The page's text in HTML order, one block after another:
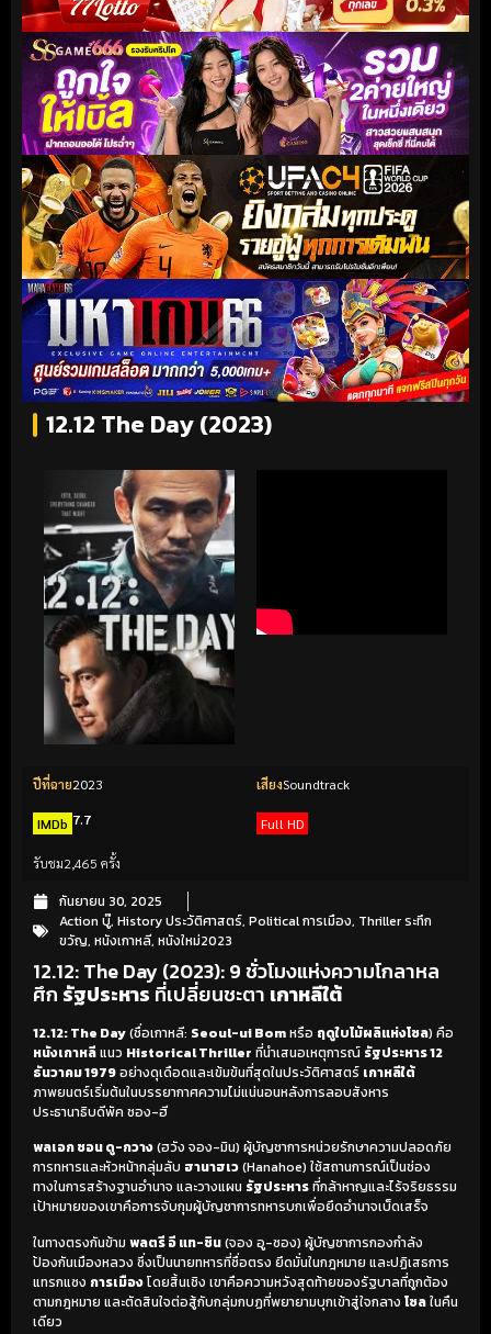
12.12 The Day (2023)
ปีที่ฉาย2023 เสียงSoundtrack
IMDb 7.7 Full HD
รับชม2,465 ครั้ง
กันยายน 30, 2025
Action บู๊, History ประวัติศาสตร์, Political การเมือง, Thriller ระทึก
ขวัญ, หนังเกาหลี, หนังใหม่2023
12.12: The Day (2023): 9 ชั่วโมงแห่งความโกลาหล
ศึก รัฐประหาร ที่เปลี่ยนชะตา เกาหลีใต้
12.12: The Day(ชื่อเกาหลี: Seoul-ui Bomหรือ ฤดูใบไม้ผลิแห่งโซล) คือ
หนังเกาหลีแนว Historical Thriller ที่นำเสนอเหตุการณ์ รัฐประหาร 12
ธันวาคม 1979อย่างดุเดือดและเข้มข้นที่สุดในประวัติศาสตร์ เกาหลีใต้
ภาพยนตร์เริ่มต้นในบรรยากาศความไม่แน่นอนหลังการลอบสังหาร
ประธานาธิบดีพัค ชอง-ฮี
พลเอก ชอน ดู-กวาง(ฮวัง จอง-มิน) ผู้บัญชาการหน่วยรักษาความปลอดภัย
การทหารและหัวหน้ากลุ่มลับ ฮานาฮเว(Hanahoe) ใช้สถานการณ์เป็นช่อง
ทางในการสร้างฐานอำนาจ และวางแผน รัฐประหารที่กล้าหาญและไร้จริยธรรม
เป้าหมายของเขาคือการจับกุมผู้บัญชาการทหารบกเพื่อยึดอำนาจเบ็ดเสร็จ
ในทางตรงกันข้าม พลตรี อี แท-ชิน(จอง อู-ซอง) ผู้บัญชาการกองกำลัง
ป้องกันเมืองหลวง ซึ่งเป็นนายทหารที่ซื่อตรง ยึดมั่นในกฎหมาย และปฏิเสธการ
แทรกแซง การเมืองโดยสิ้นเชิง เขาคือความหวังสุดท้ายของรัฐบาลที่ถูกต้อง
ตามกฎหมาย และตัดสินใจต่อสู้กับกลุ่มกบฏที่พยายามบุกเข้าสู่ใจกลาง โซลในคืน
เดียว